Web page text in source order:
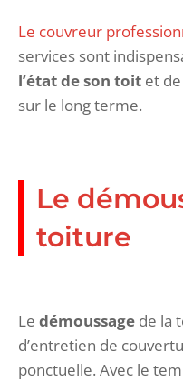
Le couvreur
services sont
l’état de son toit et
sur le long terme.
Le
toiture
Le démoussage de la
d’entretien de
ponctuelle. Avec le